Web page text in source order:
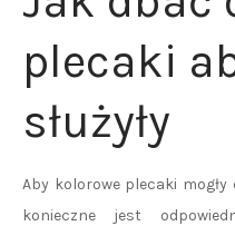
plecaki
służyły
Aby kolorowe plecaki mogły
konieczne jest